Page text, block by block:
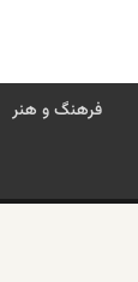
فرهنگ و هنر